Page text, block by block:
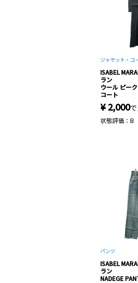
ジャケット・コ
ISABEL
ラン
ウール ピー
コート
¥ 2,000
状態評価：B
パンツ
ISABEL
ラン
NADEGE